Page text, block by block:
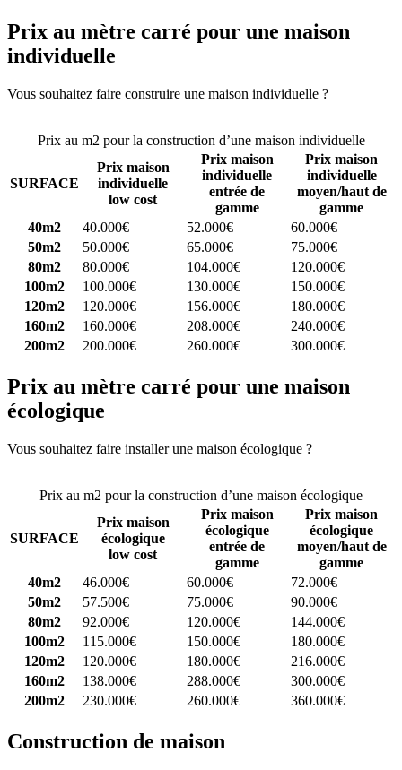
Prix au mètre carré pour une maison
individuelle
Vous souhaitez faire construire une maison individuelle ?
Prix au m2 pour la construction d’une maison individuelle
SURFACE
Prix maison
individuelle
low cost
Prix maison
individuelle
entrée de
gamme
Prix maison
individuelle
moyen/haut de
gamme
40m2
40.000€ 52.000€
60.000€
50m2
50.000€ 65.000€
75.000€
80m2
80.000€ 104.000€
120.000€
100m2
100.000€ 130.000€
150.000€
120m2
120.000€ 156.000€
180.000€
160m2
160.000€ 208.000€
240.000€
200m2
200.000€ 260.000€ 300.000€
Prix au mètre carré pour une maison
écologique
Vous souhaitez faire installer une maison écologique ?
Prix au m2 pour la construction d’une maison écologique
SURFACE
Prix maison
écologique
low cost
Prix maison
écologique
entrée de
gamme
Prix maison
écologique
moyen/haut de
gamme
40m2
46.000€ 60.000€
72.000€
50m2
57.500€ 75.000€
90.000€
80m2
92.000€ 120.000€
144.000€
100m2
115.000€ 150.000€
180.000€
120m2
120.000€ 180.000€
216.000€
160m2
138.000€ 288.000€
300.000€
200m2
230.000€ 260.000€ 360.000€
Construction de maison